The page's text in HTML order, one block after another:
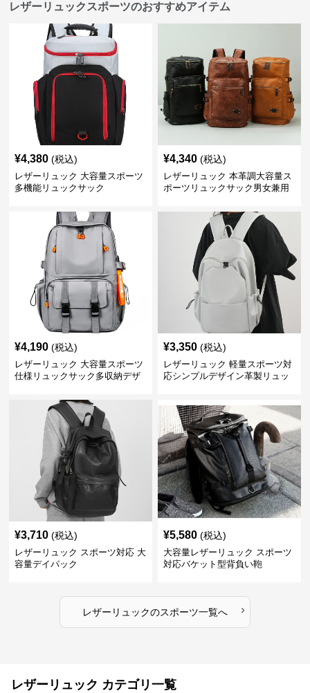
レザーリュックスポーツのおすすめアイテム
¥4,380 (税込)
レザーリュック 大容量スポーツ
多機能リュックサック
¥4,340 (税込)
レザーリュック 本革調大容量ス
ポーツリュックサック男女兼用
¥4,190 (税込)
レザーリュック 大容量スポーツ
仕様リュックサック多収納デザ
¥3,350 (税込)
レザーリュック 軽量スポーツ対
応シンプルデザイン革製リュッ
¥3,710 (税込)
レザーリュック スポーツ対応 大
容量デイパック
¥5,580 (税込)
大容量レザーリュック スポーツ
対応バケット型背負い鞄
レザーリュックのスポーツ一覧へ ›
レザーリュック カテゴリ一覧